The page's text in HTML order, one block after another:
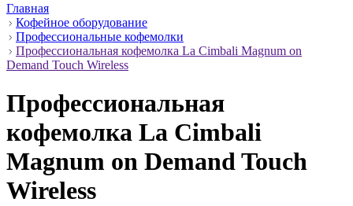
Главная
Кофейное оборудование
Профессиональные кофемолки
Профессиональная кофемолка La Cimbali Magnum on
Demand Touch Wireless
Профессиональная
кофемолка La Cimbali
Magnum on Demand Touch
Wireless